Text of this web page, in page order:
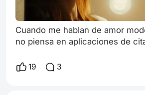
Cuando me hablan de amor
no piensa en aplicaciones de
brunch. No. Mi mente regresa,
19 3